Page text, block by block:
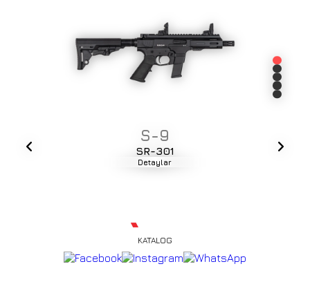
S-9
SR-301
Detaylar
KATALOG